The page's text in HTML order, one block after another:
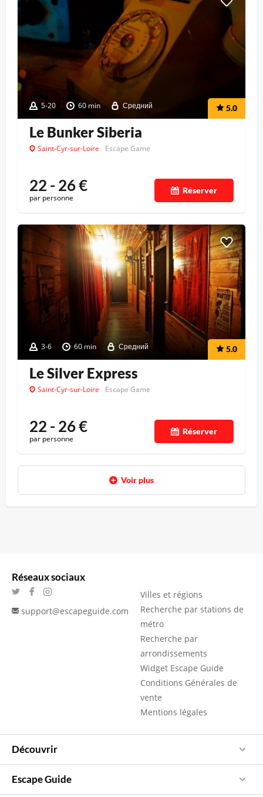
5-20 60 min Средний 5.0
Le Bunker Siberia
Saint-Cyr-sur-Loire Escape Game
22 - 26€
par personne
Réserver
3-6 60 min Средний 5.0
Le Silver Express
Saint-Cyr-sur-Loire Escape Game
22 - 26€
par personne
Réserver
Voir plus
Réseaux sociaux
support@escapeguide.com
Villes et régions
Recherche par stations de
métro
Recherche par
arrondissements
Widget Escape Guide
Conditions Générales de
vente
Mentions légales
Découvrir
Escape Guide